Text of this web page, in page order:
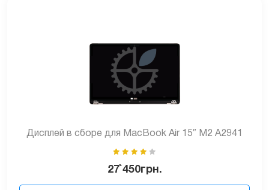
Дисплей в сборе для MacBook Air 15″ M2 A2941
27`450грн.